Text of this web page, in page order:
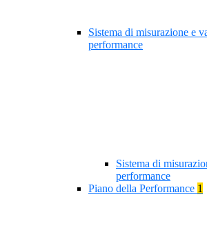
Sistema di misurazione e
performance
Sistema di
performance
Piano della Performance 1